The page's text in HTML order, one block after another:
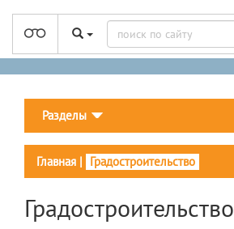
Разделы
Главная | Градостроительство
Градостроительство